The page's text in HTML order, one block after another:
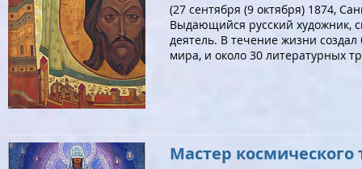
(27 сентября (9 октября) 1874,
Выдающийся русский художник,
деятель. В течение жизни создал
мира, и около 30 литературных
Мастер космического